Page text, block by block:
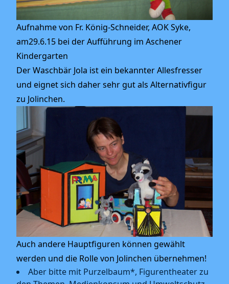
Aber bitte mit Purzelbaum*, Figurentheater zu
Aufnahme von Fr. König-Schneider, AOK Syke,
am29.6.15 bei der Aufführung im Aschener
Kindergarten
Der Waschbär Jola ist ein bekannter Allesfresser
und eignet sich daher sehr gut als Alternativfigur
zu Jolinchen.
Auch andere Hauptfiguren können gewählt
werden und die Rolle von Jolinchen übernehmen!